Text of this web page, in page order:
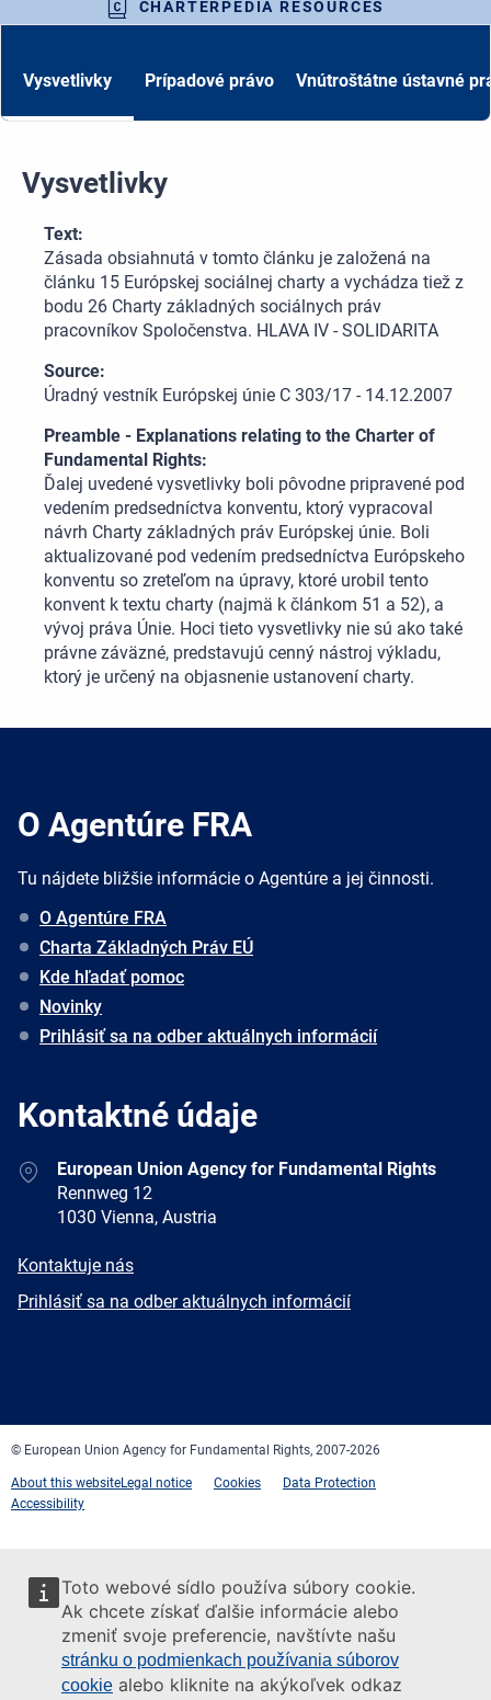
Toto webové sídlo používa súbory cookie.
Ak chcete získať ďalšie informácie alebo
zmeniť svoje preferencie, navštívte našu
stránku o podmienkach používania súborov
cookie alebo kliknite na akýkoľvek odkaz
CHARTERPEDIA RESOURCES
Vysvetlivky Prípadové právo Vnútroštátne ústavné
Vysvetlivky
Text:
Zásada obsiahnutá v tomto článku je založená na
článku 15 Európskej sociálnej charty a vychádza tiež z
bodu 26 Charty základných sociálnych práv
pracovníkov Spoločenstva. HLAVA IV - SOLIDARITA
Source:
Úradný vestník Európskej únie C 303/17 - 14.12.2007
Preamble - Explanations relating to the Charter of
Fundamental Rights:
Ďalej uvedené vysvetlivky boli pôvodne pripravené pod
vedením predsedníctva konventu, ktorý vypracoval
návrh Charty základných práv Európskej únie. Boli
aktualizované pod vedením predsedníctva Európskeho
konventu so zreteľom na úpravy, ktoré urobil tento
konvent k textu charty (najmä k článkom 51 a 52), a
vývoj práva Únie. Hoci tieto vysvetlivky nie sú ako také
právne záväzné, predstavujú cenný nástroj výkladu,
ktorý je určený na objasnenie ustanovení charty.
O Agentúre FRA
Tu nájdete bližšie informácie o Agentúre a jej činnosti.
O Agentúre FRA
Charta Základných Práv EÚ
Kde hľadať pomoc
Novinky
Prihlásiť sa na odber aktuálnych informácií
Kontaktné údaje
AddressEuropean Union Agency for Fundamental Rights
Rennweg 12
1030 Vienna, Austria
E-
Kontaktuje nás
Newsletter
Prihlásiť sa na odber aktuálnych informácií
© European Union Agency for Fundamental Rights, 2007-2026
About this websiteLegal notice Cookies
Data Protection
Accessibility